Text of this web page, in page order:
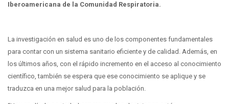
Iberoamericana de la Comunidad Respiratoria.
La investigación en salud es uno de los componentes fundamentales
para contar con un sistema sanitario eficiente y de calidad. Además, en
los últimos años, con el rápido incremento en el acceso al conocimiento
científico, también se espera que ese conocimiento se aplique y se
traduzca en una mejor salud para la población.